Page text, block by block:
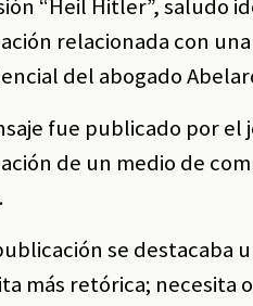
“Heil Hitler”, saludo
relacionada con
del abogado
fue publicado por el
de un medio de
se destacaba
más retórica; necesita